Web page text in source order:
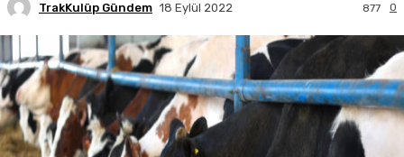
TrakKulüp Gündem 18 Eylül 2022 0
877